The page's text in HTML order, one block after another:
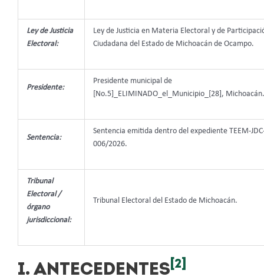
Ley de Justicia
Electoral:
Ley de Justicia en Materia Electoral y de
Ciudadana del Estado de Michoacán de Ocampo.
Presidente:
Presidente municipal de
[No.5]_ELIMINADO_el_Municipio_[28], Michoacán.
Sentencia:
Sentencia emitida dentro del expediente TEEM-
006/2026.
Tribunal
Electoral /
órgano
jurisdiccional:
Tribunal Electoral del Estado de Michoacán.
I. ANTECEDENTES [2]